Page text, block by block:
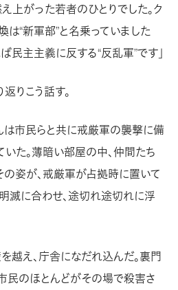
上がった若者のひとりでした。ク
は“新軍部”と名乗っていました
民主主義に反する“反乱軍”です」
りこう話す。
は市民らと共に戒厳軍の襲撃に備
た。薄暗い部屋の中、仲間たち
の姿が、戒厳軍が占拠時に置いて
滅に合わせ、途切れ途切れに浮
越え、庁舎になだれ込んだ。裏門
民のほとんどがその場で殺害さ